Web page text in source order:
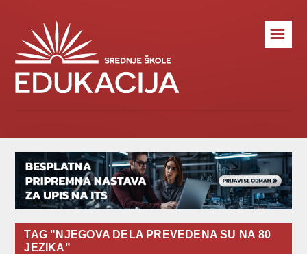
☰
TAG "NJEGOVA DELA PREVEDENA SU NA 80
JEZIKA"